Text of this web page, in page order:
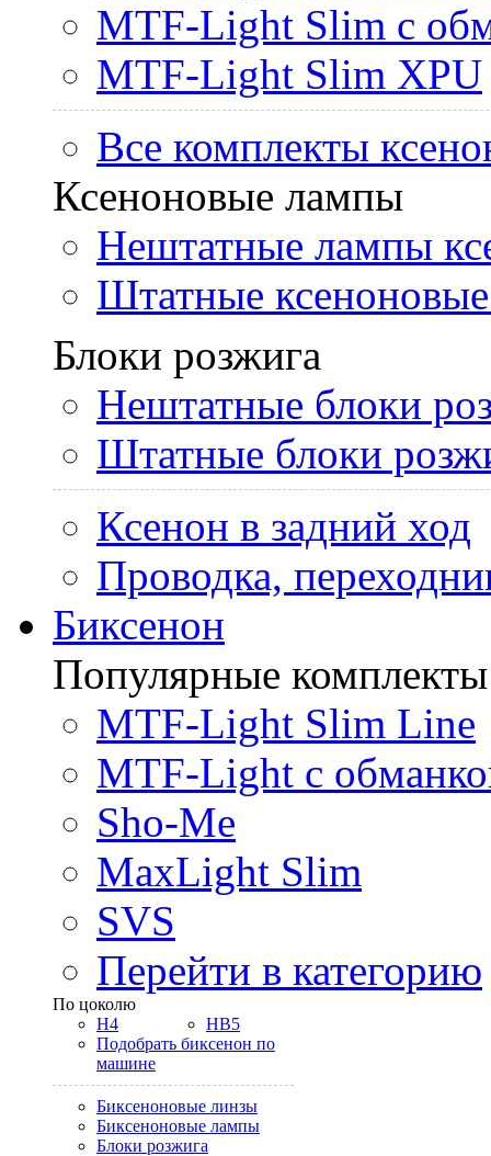
MTF-Light Slim с
MTF-Light Slim XPU
Все комплекты
Ксеноновые лампы
Нештатные лампы
Штатные
Блоки розжига
Нештатные блоки
Штатные блоки
Ксенон в задний ход
Проводка,
Биксенон
Популярные комплекты
MTF-Light Slim Line
MTF-Light с
Sho-Me
MaxLight Slim
SVS
Перейти в категорию
По цоколю
H4
HB5
Подобрать биксенон по
машине
Биксеноновые линзы
Биксеноновые лампы
Блоки розжига